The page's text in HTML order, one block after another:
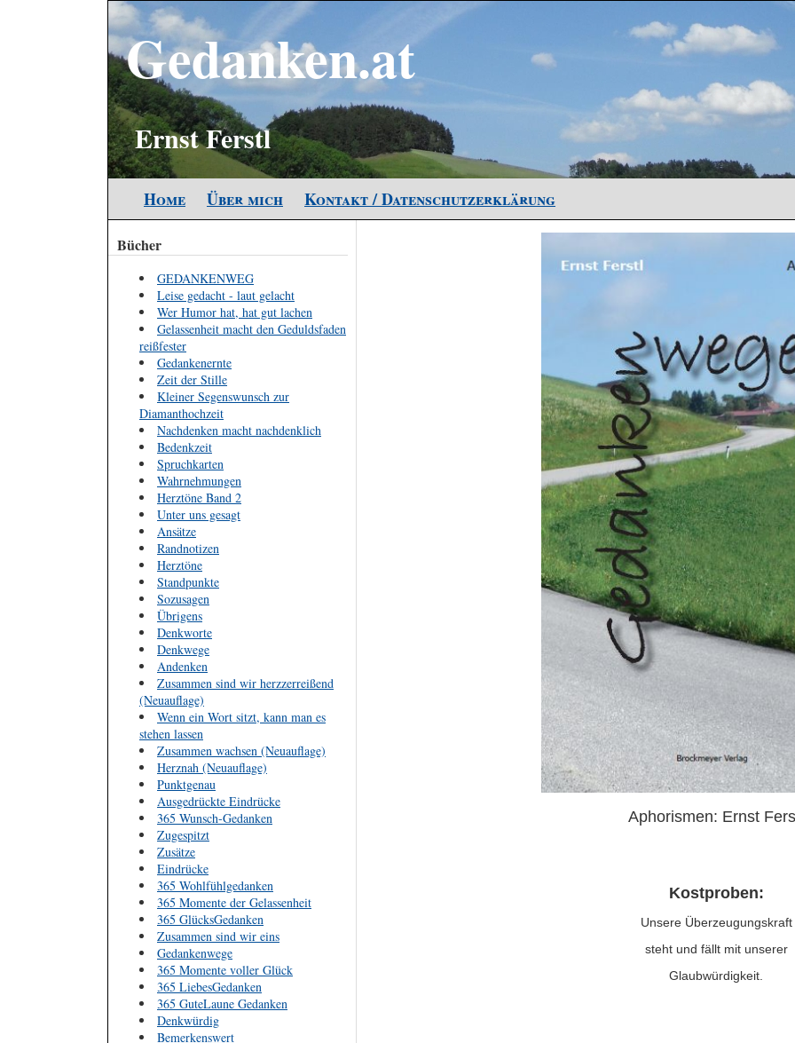
Gedanken.at
Ernst Ferstl
Home Über mich Kontakt / Datenschutzerklärung
Aphorismen: Ernst
Kostproben:
Unsere Überzeugungskraft
steht und fällt mit unserer
Glaubwürdigkeit.
Bücher
GEDANKENWEG
Leise gedacht - laut gelacht
Wer Humor hat, hat gut lachen
Gelassenheit macht den Geduldsfaden
reißfester
Gedankenernte
Zeit der Stille
Kleiner Segenswunsch zur
Diamanthochzeit
Nachdenken macht nachdenklich
Bedenkzeit
Spruchkarten
Wahrnehmungen
Herztöne Band 2
Unter uns gesagt
Ansätze
Randnotizen
Herztöne
Standpunkte
Sozusagen
Übrigens
Denkworte
Denkwege
Andenken
Zusammen sind wir herzzerreißend
(Neuauflage)
Wenn ein Wort sitzt, kann man es
stehen lassen
Zusammen wachsen (Neuauflage)
Herznah (Neuauflage)
Punktgenau
Ausgedrückte Eindrücke
365 Wunsch-Gedanken
Zugespitzt
Zusätze
Eindrücke
365 Wohlfühlgedanken
365 Momente der Gelassenheit
365 GlücksGedanken
Zusammen sind wir eins
Gedankenwege
365 Momente voller Glück
365 LiebesGedanken
365 GuteLaune Gedanken
Denkwürdig
Bemerkenswert